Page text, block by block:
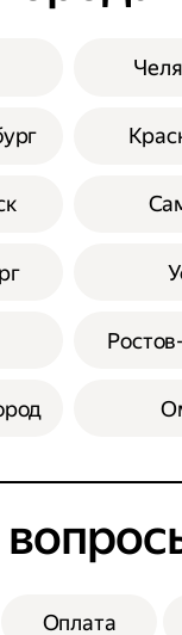
Оплата